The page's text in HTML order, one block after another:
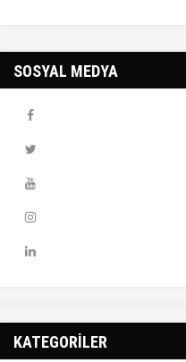
SOSYAL MEDYA
KATEGORİLER